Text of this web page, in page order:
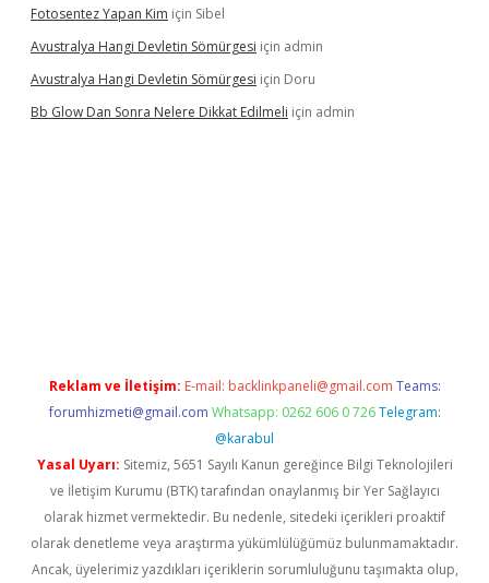
Fotosentez Yapan Kim için Sibel
Avustralya Hangi Devletin Sömürgesi için admin
Avustralya Hangi Devletin Sömürgesi için Doru
Bb Glow Dan Sonra Nelere Dikkat Edilmeli için admin
Reklam ve İletişim: E-mail: backlinkpaneli@gmail.com Teams:
forumhizmeti@gmail.com Whatsapp: 0262 606 0 726 Telegram:
@karabul
Yasal Uyarı: Sitemiz, 5651 Sayılı Kanun gereğince Bilgi Teknolojileri
ve İletişim Kurumu (BTK) tarafından onaylanmış bir Yer Sağlayıcı
olarak hizmet vermektedir. Bu nedenle, sitedeki içerikleri proaktif
olarak denetleme veya araştırma yükümlülüğümüz bulunmamaktadır.
Ancak, üyelerimiz yazdıkları içeriklerin sorumluluğunu taşımakta olup,